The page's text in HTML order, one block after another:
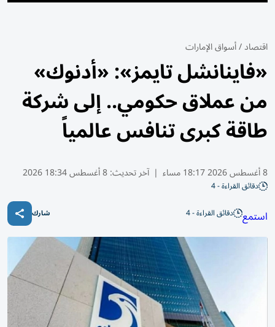
اقتصاد/أسواق الإمارات
«فاينانشل تايمز»: «أدنوك»
من عملاق حكومي.. إلى شركة
طاقة كبرى تنافس عالمياً
8 أغسطس 2026 18:17 مساء | آخر تحديث:8 أغسطس 18:34 2026
دقائق القراءة - 4
استمع دقائق القراءة - 4 شارك